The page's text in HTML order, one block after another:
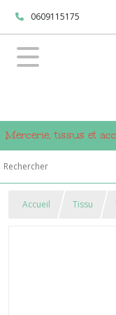
0609115175
Mercerie, tissus et
Accueil Tissu